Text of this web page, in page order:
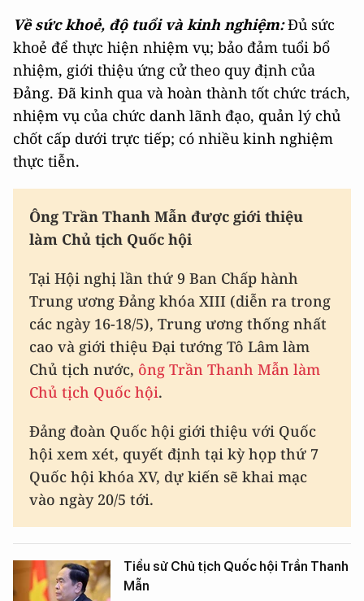
Về sức khoẻ, độ tuổi và kinh nghiệm:Đủ sức
khoẻ để thực hiện nhiệm vụ; bảo đảm tuổi bổ
nhiệm, giới thiệu ứng cử theo quy định của
Đảng. Đã kinh qua và hoàn thành tốt chức trách,
nhiệm vụ của chức danh lãnh đạo, quản lý chủ
chốt cấp dưới trực tiếp; có nhiều kinh nghiệm
thực tiễn.
Ông Trần Thanh Mẫn được giới thiệu
làm Chủ tịch Quốc hội
Tại Hội nghị lần thứ 9 Ban Chấp hành
Trung ương Đảng khóa XIII (diễn ra trong
các ngày 16-18/5), Trung ương thống nhất
cao và giới thiệu Đại tướng Tô Lâm làm
Chủ tịch nước, ông Trần Thanh Mẫn làm
Chủ tịch Quốc hội.
Đảng đoàn Quốc hội giới thiệu với Quốc
hội xem xét, quyết định tại kỳ họp thứ 7
Quốc hội khóa XV, dự kiến sẽ khai mạc
vào ngày 20/5 tới.
Tiểu sử Chủ tịch Quốc hội Trần Thanh
Mẫn